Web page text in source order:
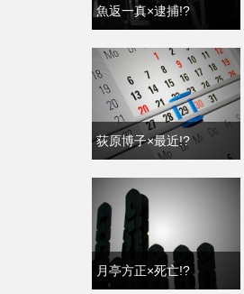
魚返一真×逮捕!?
荻原博子×最近!?
月亭方正×死亡!?